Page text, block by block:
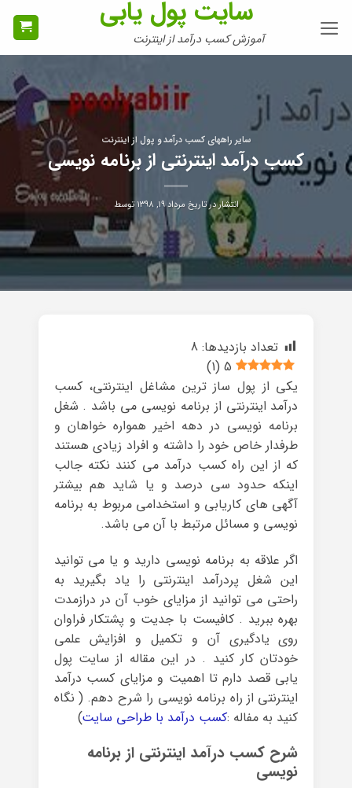
سایت پول یابی
آموزش کسب درآمد از اینترنت
سایر راههای کسب درآمد و پول از اینترنت
کسب درآمد اینترنتی از برنامه نویسی
انتشار در تاریخ مرداد ۱۹, ۱۳۹۸ توسط
تعداد بازدیدها: 8
5
(
1
)
یکی از پول ساز ترین مشاغل اینترنتی، کسب
درآمد اینترنتی از برنامه نویسی می باشد . شغل
برنامه نویسی در دهه اخیر همواره خواهان و
طرفدار خاص خود را داشته و افراد زیادی هستند
که از این راه کسب درآمد می کنند نکته جالب
اینکه حدود سی درصد و یا شاید هم بیشتر
آگهی های کاریابی و استخدامی مربوط به برنامه
نویسی و مسائل مرتبط با آن می باشد.
اگر علاقه به برنامه نویسی دارید و یا می توانید
این شغل پردرآمد اینترنتی را یاد بگیرید به
راحتی می توانید از مزایای خوب آن در درازمدت
بهره ببرید . کافیست با جدیت و پشتکار فراوان
روی یادگیری آن و تکمیل و افزایش علمی
خودتان کار کنید . در این مقاله از سایت پول
یابی قصد دارم تا اهمیت و مزایای کسب درآمد
اینترنتی از راه برنامه نویسی را شرح دهم. ( نگاه
کنید به مفاله :کسب درآمد با طراحی سایت)
شرح کسب درآمد اینترنتی از برنامه
نویسی